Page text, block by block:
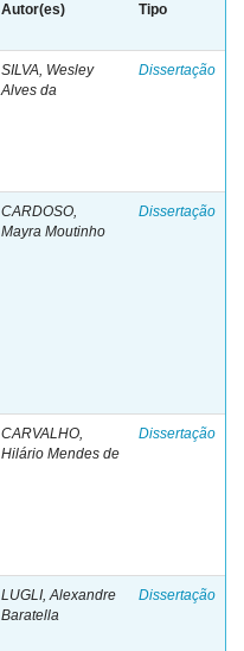
Autor(es) Tipo
SILVA, Wesley
Alves da
Dissertação
CARDOSO,
Mayra Moutinho
Dissertação
CARVALHO,
Hilário Mendes de
Dissertação
LUGLI, Alexandre
Baratella
Dissertação